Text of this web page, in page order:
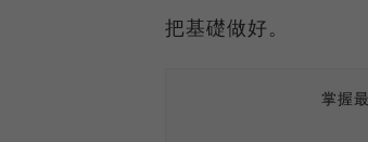
把基礎做好。
掌握